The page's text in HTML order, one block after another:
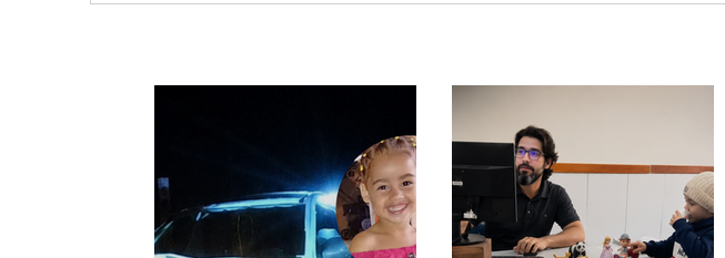
provocar rajadas de vento
Quinca Mariano muda